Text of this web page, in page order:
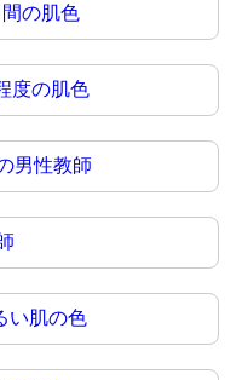
の肌色
度の肌色
男性教師
い肌の色